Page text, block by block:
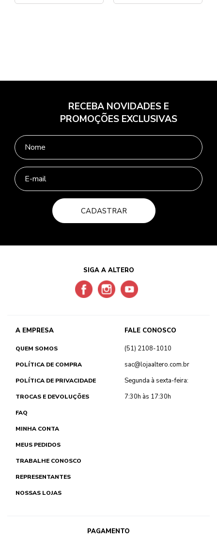
RECEBA NOVIDADES E
PROMOÇÕES EXCLUSIVAS
CADASTRAR
SIGA A ALTERO
A EMPRESA
QUEM SOMOS
POLÍTICA DE COMPRA
POLÍTICA DE PRIVACIDADE
TROCAS E DEVOLUÇÕES
FAQ
MINHA CONTA
MEUS PEDIDOS
TRABALHE CONOSCO
REPRESENTANTES
NOSSAS LOJAS
FALE CONOSCO
(51) 2108-1010
sac@lojaaltero.com.br
Segunda à sexta-feira:
7:30h às 17:30h
PAGAMENTO